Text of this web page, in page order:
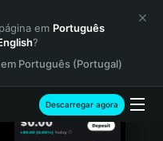
em Português
?
Português (Portugal)
Descarregar agora